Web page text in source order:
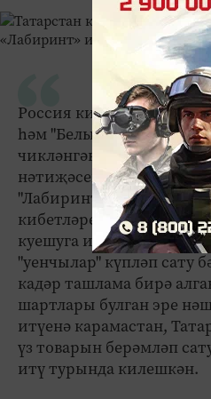
Россия китап
һәм "Белый дом" сәүдә
чикләнгән җәмгыяте
нәтиҗәсендә,
"Лабиринт" һәм "Библио-
кибетләре белән
куешуга ирешкән. Китап
"уенчылар" күпләп сату
кадәр ташлама бирә
шартлары булган эре
итүенә карамастан,
үз товарын берәмләп
итү турында килешкән.